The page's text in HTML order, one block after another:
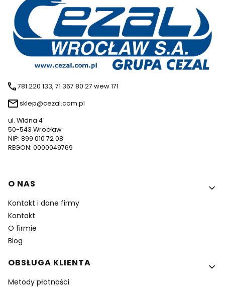
781 220 133, 71 367 80 27 wew 171
sklep@cezal.com.pl
ul. Widna 4
50-543 Wrocław
NIP: 899 010 72 08
REGON: 0000049769
Linki w stopce
O NAS
Kontakt i dane firmy
Kontakt
O firmie
Blog
OBSŁUGA KLIENTA
Metody płatności